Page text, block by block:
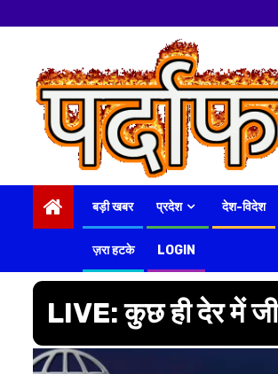
content
बड़ी खबर प्रदेश देश-विदेश
ज़रा हटके LOGIN
LIVE: कुछ ही देर में